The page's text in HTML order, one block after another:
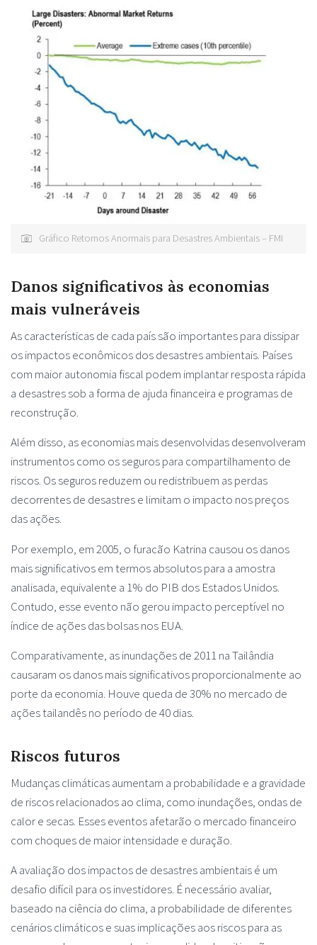
Gráfico Retornos Anormais para Desastres Ambientais – FMI
Danos significativos às economias
mais vulneráveis
As características de cada país são importantes para dissipar
os impactos econômicos dos desastres ambientais. Países
com maior autonomia fiscal podem implantar resposta rápida
a desastres sob a forma de ajuda financeira e programas de
reconstrução.
Além disso, as economias mais desenvolvidas desenvolveram
instrumentos como os seguros para compartilhamento de
riscos. Os seguros reduzem ou redistribuem as perdas
decorrentes de desastres e limitam o impacto nos preços
das ações.
Por exemplo, em 2005, o furacão Katrina causou os danos
mais significativos em termos absolutos para a amostra
analisada, equivalente a 1% do PIB dos Estados Unidos.
Contudo, esse evento não gerou impacto perceptível no
índice de ações das bolsas nos EUA.
Comparativamente, as inundações de 2011 na Tailândia
causaram os danos mais significativos proporcionalmente ao
porte da economia. Houve queda de 30% no mercado de
ações tailandês no período de 40 dias.
Riscos futuros
Mudanças climáticas aumentam a probabilidade e a gravidade
de riscos relacionados ao clima, como inundações, ondas de
calor e secas. Esses eventos afetarão o mercado financeiro
com choques de maior intensidade e duração.
A avaliação dos impactos de desastres ambientais é um
desafio difícil para os investidores. É necessário avaliar,
baseado na ciência do clima, a probabilidade de diferentes
cenários climáticos e suas implicações aos riscos para as